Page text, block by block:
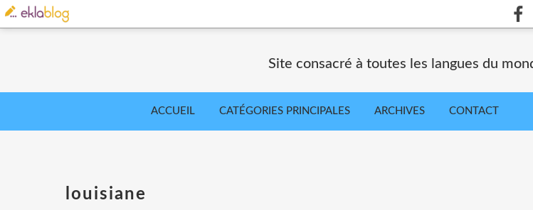
Site consacré à toutes les langues du
ACCUEIL CATÉGORIES PRINCIPALES ARCHIVES CONTACT
louisiane